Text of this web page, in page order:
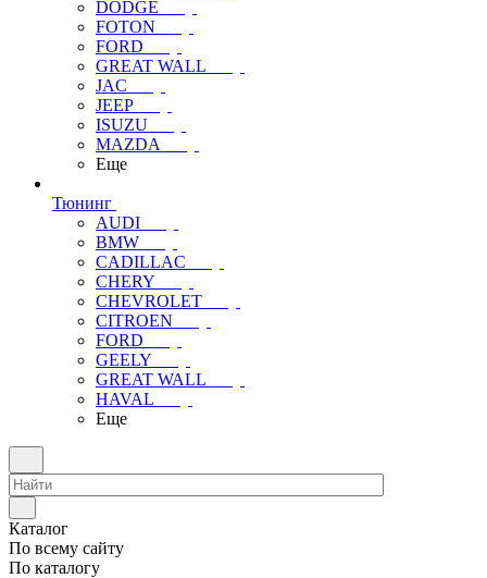
DODGE
FOTON
FORD
GREAT WALL
JAC
JEEP
ISUZU
MAZDA
Еще
Тюнинг
AUDI
BMW
CADILLAC
CHERY
CHEVROLET
CITROEN
FORD
GEELY
GREAT WALL
HAVAL
Еще
Каталог
По всему сайту
По каталогу